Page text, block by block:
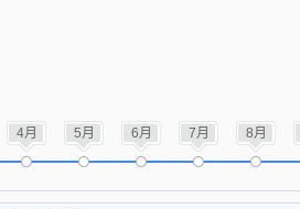
4月 5月 6月 7月 8月